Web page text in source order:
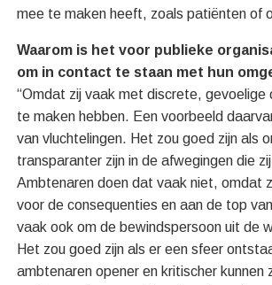
mee te maken heeft, zoals patiënten of
Waarom is het voor publieke
om in contact te staan met hun
“Omdat zij vaak met discrete, gevoelige
te maken hebben. Een voorbeeld
van vluchtelingen. Het zou goed zijn als
transparanter zijn in de afwegingen die
Ambtenaren doen dat vaak niet, omdat
voor de consequenties en aan de top
vaak ook om de bewindspersoon uit de
Het zou goed zijn als er een sfeer
ambtenaren opener en kritischer kunnen